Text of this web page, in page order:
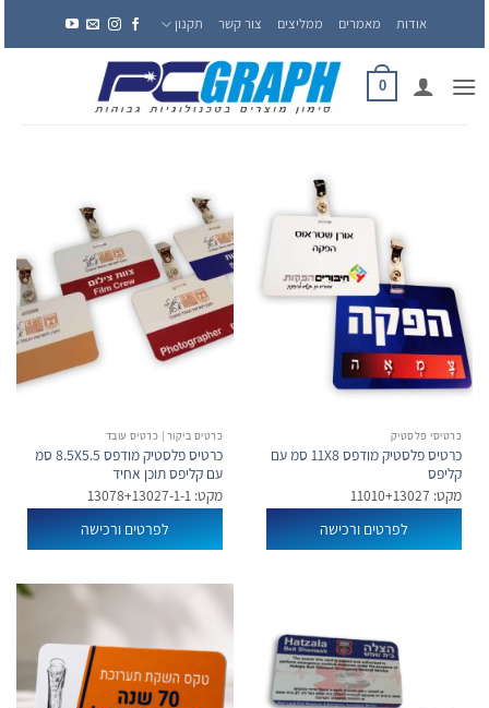
אודות מאמרים ממליצים צור קשר תקנון
0
כרטיסי פלסטיק
כרטיס פלסטיק מודפס 11X8 סמ עם
קליפס
מקט: 11010+13027
לפרטים ורכישה
כרטיס ביקור | כרטיס עובד
כרטיס פלסטיק מודפס 8.5X5.5 סמ
עם קליפס תוכן אחיד
מקט: 13078+13027-1-1
לפרטים ורכישה